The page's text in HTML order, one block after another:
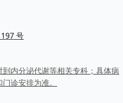
号
内分泌代谢等相关专科；具体病
诊安排为准。